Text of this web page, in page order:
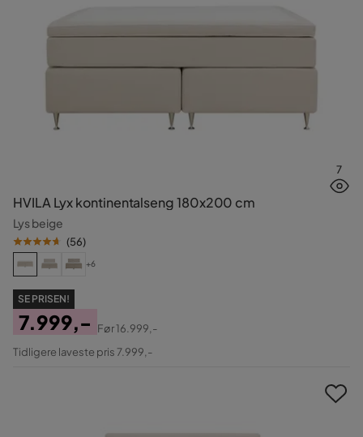
7
HVILA Lyx kontinentalseng 180x200 cm
Lys beige
(56)
+6
SE PRISEN!
Pris
7.999,-
Original
Før16.999,-
Tidligere laveste pris 7.999,-